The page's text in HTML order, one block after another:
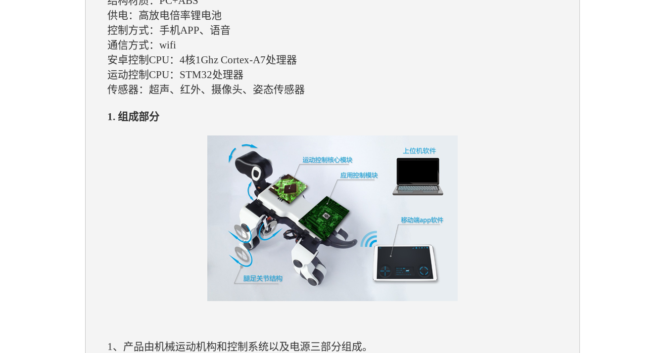
供电：高放电倍率锂电池
控制方式：手机APP、语音
通信方式：wifi
安卓控制CPU：4核1Ghz Cortex-A7处理器
运动控制CPU：STM32处理器
传感器：超声、红外、摄像头、姿态传感器
1. 组成部分
1、产品由机械运动机构和控制系统以及电源三部分组成。